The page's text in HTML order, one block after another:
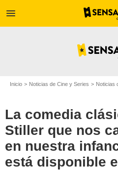
menu
Inicio Noticias de Cine y Series Noticias
La comedia
Stiller que nos
en nuestra
está disponibleNetflix